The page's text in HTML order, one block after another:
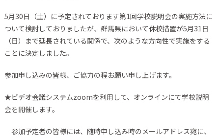
5月30日（土）に予定されております第1回学校説明会の実施方法に
ついて検討しておりましたが、群馬県において休校措置が5月31日
（日）まで延長されている関係で、次のような方向性で実施をする
ことに決定しました。
参加申し込みの皆様、ご協力の程お願い申し上げます。
★ビデオ会議システムzoomを利用して、オンラインにて学校説明
会を開催します。
参加予定者の皆様には、随時申し込み時のメールアドレス宛に、